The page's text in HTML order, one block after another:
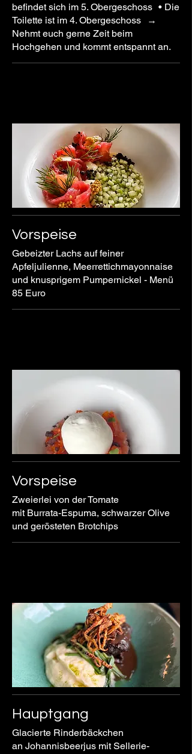
befindet sich im 5. Obergeschoss • Die
Toilette ist im 4. Obergeschoss →
Nehmt euch gerne Zeit beim
Vorspeise
Gebeizter Lachs auf feiner
Apfeljulienne, Meerrettichmayonnaise
und knusprigem Pumpernickel - Menü
85 Euro
Vorspeise
Zweierlei von der Tomate
mit Burrata-Espuma, schwarzer Olive
und gerösteten Brotchips
Hauptgang
Glacierte Rinderbäckchen
an Johannisbeerjus mit Sellerie-